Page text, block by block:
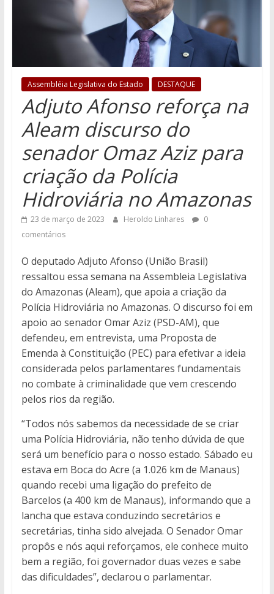
Assembléia Legislativa do Estado DESTAQUE
Adjuto Afonso reforça na
Aleam discurso do
senador Omaz Aziz para
criação da Polícia
Hidroviária no Amazonas
23 de março de 2023 Heroldo Linhares
0
comentários
O deputado Adjuto Afonso (União Brasil)
ressaltou essa semana na Assembleia Legislativa
do Amazonas (Aleam), que apoia a criação da
Polícia Hidroviária no Amazonas. O discurso foi em
apoio ao senador Omar Aziz (PSD-AM), que
defendeu, em entrevista, uma Proposta de
Emenda à Constituição (PEC) para efetivar a ideia
considerada pelos parlamentares fundamentais
no combate à criminalidade que vem crescendo
pelos rios da região.
“Todos nós sabemos da necessidade de se criar
uma Polícia Hidroviária, não tenho dúvida de que
será um benefício para o nosso estado. Sábado eu
estava em Boca do Acre (a 1.026 km de Manaus)
quando recebi uma ligação do prefeito de
Barcelos (a 400 km de Manaus), informando que a
lancha que estava conduzindo secretários e
secretárias, tinha sido alvejada. O Senador Omar
propôs e nós aqui reforçamos, ele conhece muito
bem a região, foi governador duas vezes e sabe
das dificuldades”, declarou o parlamentar.